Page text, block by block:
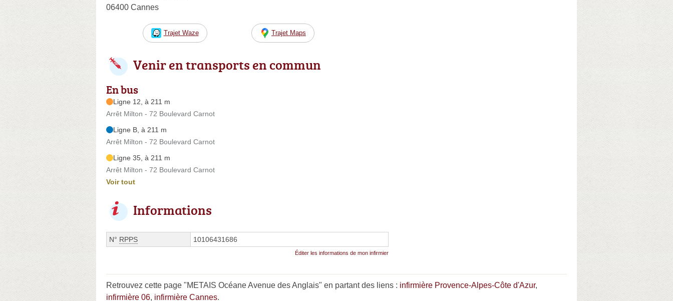
06400 Cannes
Trajet Waze Trajet Maps
Venir en transports en commun
En bus
Ligne 12, à 211 m
Arrêt Milton - 72 Boulevard Carnot
Ligne B, à 211 m
Arrêt Milton - 72 Boulevard Carnot
Ligne 35, à 211 m
Arrêt Milton - 72 Boulevard Carnot
Voir tout
Informations
N° RPPS 10106431686
Éditer les informations de mon infirmier
Retrouvez cette page "METAIS Océane Avenue des Anglais" en partant des liens : infirmière Provence-Alpes-Côte d'Azur,
infirmière 06, infirmière Cannes.